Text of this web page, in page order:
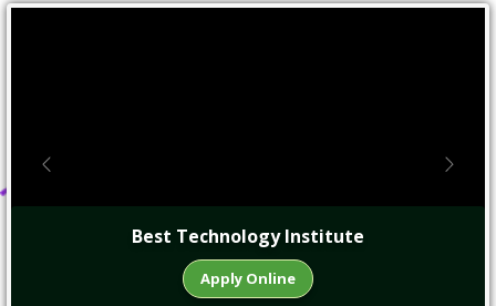
Best Technology Institute
Apply Online
Previous Next